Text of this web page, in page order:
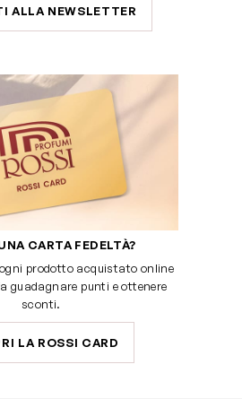
ALLA NEWSLETTER
CARTA FEDELTÀ?
prodotto acquistato online
guadagnare punti e ottenere
sconti.
LA ROSSI CARD